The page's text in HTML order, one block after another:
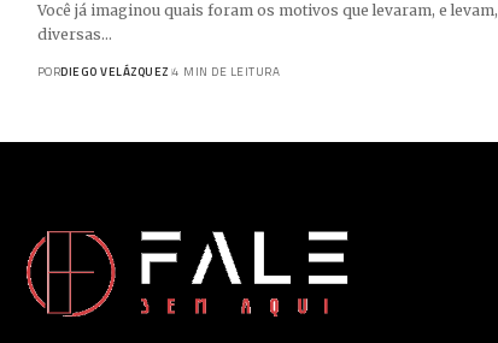
Você já imaginou quais foram os motivos que levaram, e levam,
diversas…
PORDIEGO VELÁZQUEZ 4 MIN DE LEITURA